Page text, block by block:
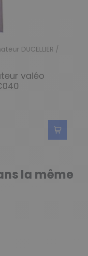
DUCELLIER /
valéo
la même